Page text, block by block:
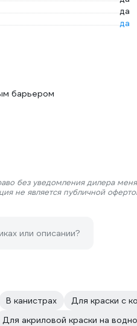
да
да
барьером
без уведомления дилера
не является публичной
или описании?
В канистрах Для краски с
Для акриловой краски на